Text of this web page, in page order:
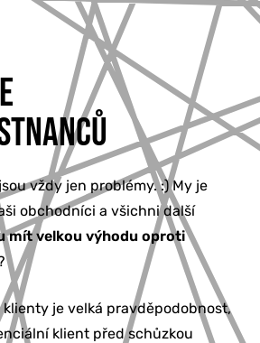
vždy jen problémy. :) My je
obchodníci a všichni další
mít velkou výhodu oproti
klienty je velká pravděpodobnost,
klient před schůzkou